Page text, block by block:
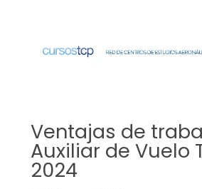
Ventajas de
Auxiliar de Vuelo
2024